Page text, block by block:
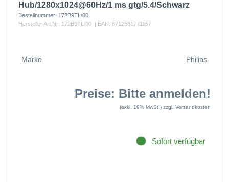
Hub/1280x1024@60Hz/1 ms gtg/5.4/Schwarz
Bestellnummer: 172B9TL/00
Hersteller Art.Nr: 172B9TL/00 | EAN: 8712581771157
Marke Philips
Preise: Bitte anmelden!
(exkl. 19% MwSt.) zzgl. Versandkosten
Sofort verfügbar